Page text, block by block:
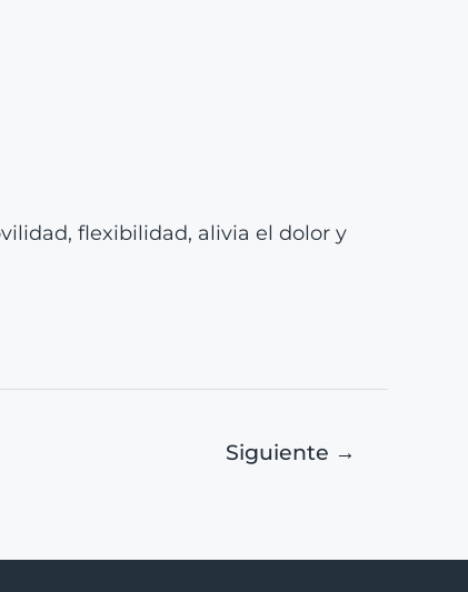
flexibilidad, alivia el dolor y
Siguiente →